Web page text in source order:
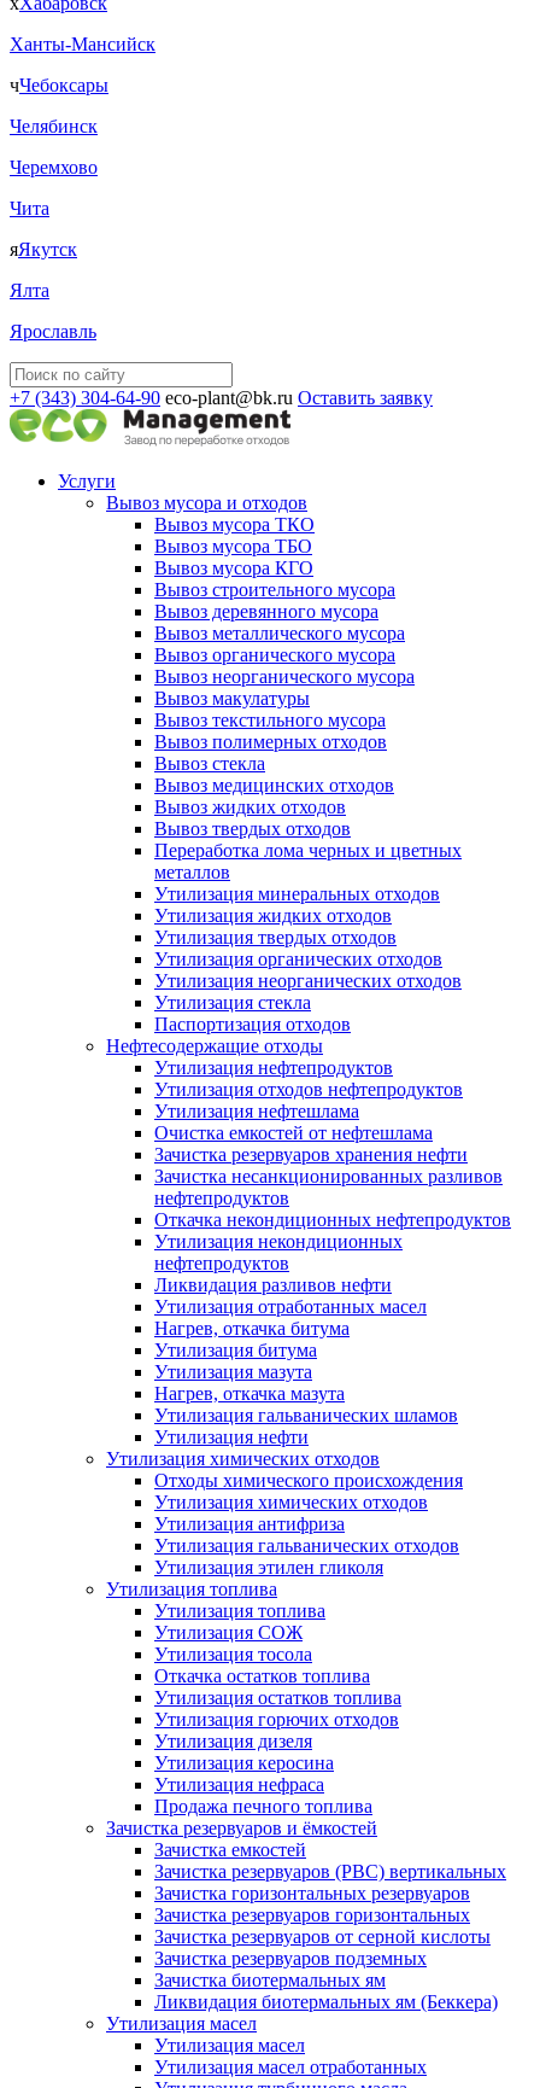
Ханты-Мансийск
чЧебоксары
Челябинск
Черемхово
Чита
яЯкутск
Ялта
Ярославль
+7 (343) 304-64-90 eco-plant@bk.ru Оставить заявку
Услуги
Вывоз мусора и отходов
Вывоз мусора ТКО
Вывоз мусора ТБО
Вывоз мусора КГО
Вывоз строительного мусора
Вывоз деревянного мусора
Вывоз металлического мусора
Вывоз органического мусора
Вывоз неорганического мусора
Вывоз макулатуры
Вывоз текстильного мусора
Вывоз полимерных отходов
Вывоз стекла
Вывоз медицинских отходов
Вывоз жидких отходов
Вывоз твердых отходов
Переработка лома черных и цветных
металлов
Утилизация минеральных отходов
Утилизация жидких отходов
Утилизация твердых отходов
Утилизация органических отходов
Утилизация неорганических отходов
Утилизация стекла
Паспортизация отходов
Нефтесодержащие отходы
Утилизация нефтепродуктов
Утилизация отходов нефтепродуктов
Утилизация нефтешлама
Очистка емкостей от нефтешлама
Зачистка резервуаров хранения нефти
Зачистка несанкционированных разливов
нефтепродуктов
Откачка некондиционных нефтепродуктов
Утилизация некондиционных
нефтепродуктов
Ликвидация разливов нефти
Утилизация отработанных масел
Нагрев, откачка битума
Утилизация битума
Утилизация мазута
Нагрев, откачка мазута
Утилизация гальванических шламов
Утилизация нефти
Утилизация химических отходов
Отходы химического происхождения
Утилизация химических отходов
Утилизация антифриза
Утилизация гальванических отходов
Утилизация этилен гликоля
Утилизация топлива
Утилизация топлива
Утилизация СОЖ
Утилизация тосола
Откачка остатков топлива
Утилизация остатков топлива
Утилизация горючих отходов
Утилизация дизеля
Утилизация керосина
Утилизация нефраса
Продажа печного топлива
Зачистка резервуаров и ёмкостей
Зачистка емкостей
Зачистка резервуаров (РВС) вертикальных
Зачистка горизонтальных резервуаров
Зачистка резервуаров горизонтальных
Зачистка резервуаров от серной кислоты
Зачистка резервуаров подземных
Зачистка биотермальных ям
Ликвидация биотермальных ям (Беккера)
Утилизация масел
Утилизация масел
Утилизация масел отработанных